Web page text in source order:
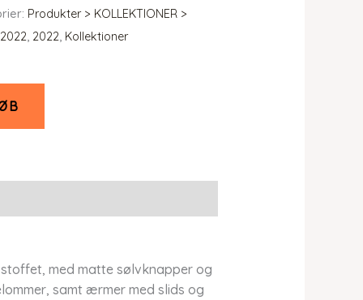
Produkter > KOLLEKTIONER >
, 2022, Kollektioner
med matte sølvknapper og
samt ærmer med slids og